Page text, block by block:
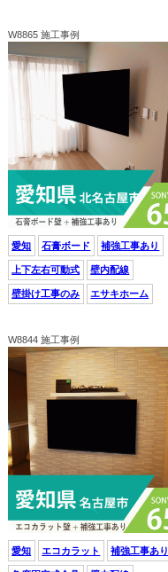
W8865 施工事例
愛知 石膏ボード 補強工事あり
上下左右可動式 壁内配線
壁掛け工事のみ エサキホーム
W8844 施工事例
愛知 エコカラット 補強工事あり